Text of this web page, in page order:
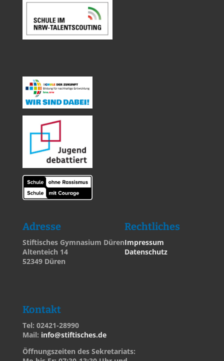
Adresse
Stiftisches Gymnasium Düren
Altenteich 14
52349 Düren
Rechtliches
Impressum
Datenschutz
Kontakt
Tel: 02421-28990
Mail: info@stiftisches.de
Öffnungszeiten des Sekretariats: